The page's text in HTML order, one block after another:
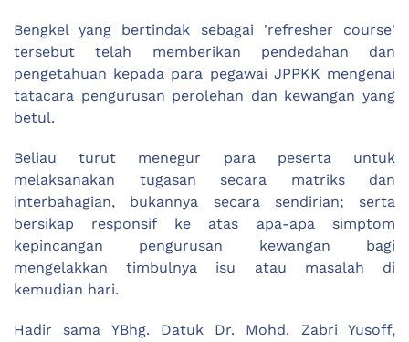
Bengkel yang bertindak sebagai 'refresher course'
tersebut telah memberikan pendedahan dan
pengetahuan kepada para pegawai JPPKK mengenai
tatacara pengurusan perolehan dan kewangan yang
betul.
Beliau turut menegur para peserta untuk
melaksanakan tugasan secara matriks dan
interbahagian, bukannya secara sendirian; serta
bersikap responsif ke atas apa-apa simptom
kepincangan pengurusan kewangan bagi
mengelakkan timbulnya isu atau masalah di
kemudian hari.
Hadir sama YBhg. Datuk Dr. Mohd. Zabri Yusoff,